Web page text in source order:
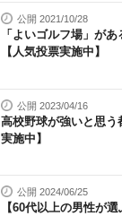
公開 2021/10/28
「よいゴルフ場」が
【人気投票実施中】
公開 2023/04/16
高校野球が強いと思
実施中】
公開 2024/06/25
【60代以上の男性が